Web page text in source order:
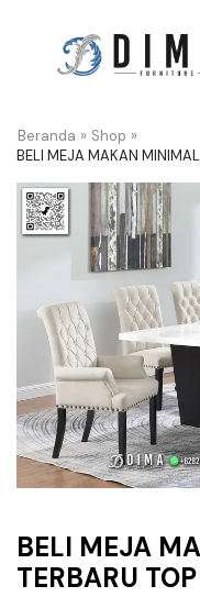
Beranda » Shop »
BELI MEJA MAKAN
BELI MEJA
TERBARU